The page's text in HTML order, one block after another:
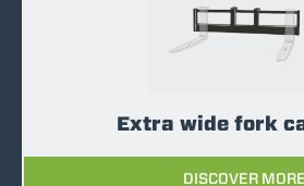
Extra wide fork
DISCOVER MORE